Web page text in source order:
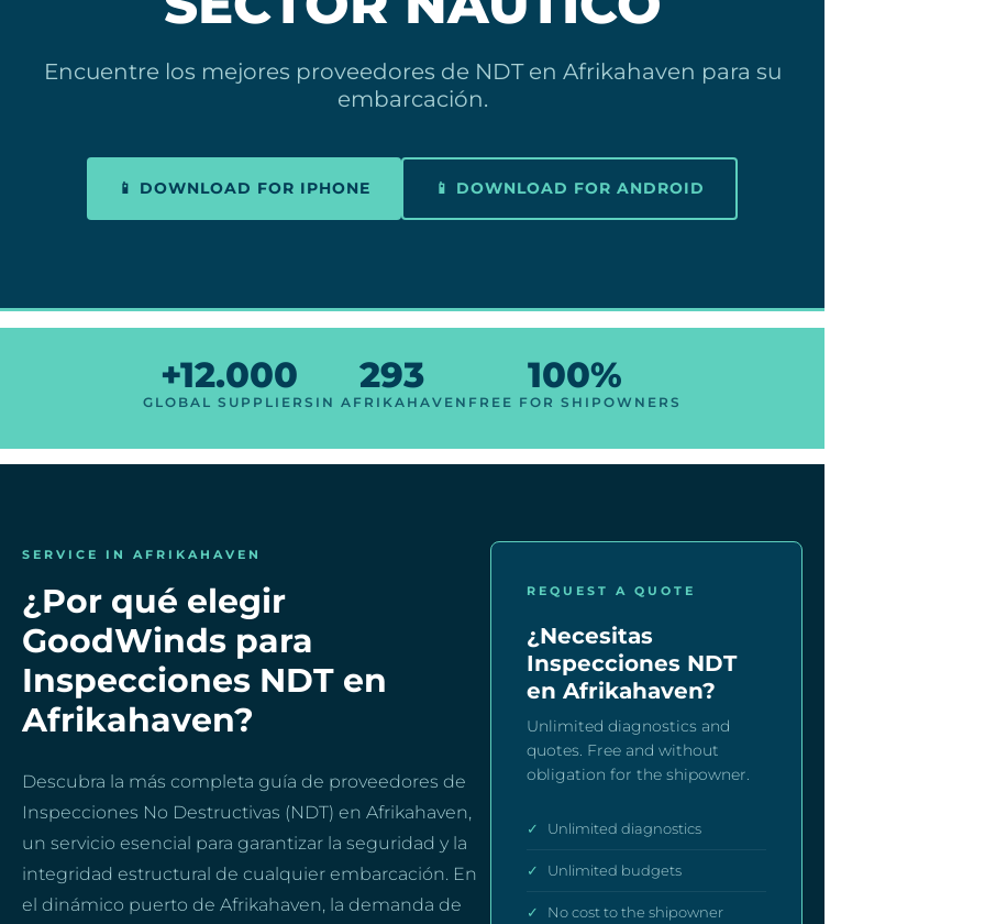
Encuentre los mejores proveedores de NDT en Afrikahaven para su
embarcación.
📱 DOWNLOAD FOR IPHONE 📱 DOWNLOAD FOR ANDROID
+12.000
GLOBAL SUPPLIERS
293
IN AFRIKAHAVEN
100%
FREE FOR SHIPOWNERS
SERVICE IN AFRIKAHAVEN
¿Por qué elegir
GoodWinds para
Inspecciones NDT en
Afrikahaven?
Descubra la más completa guía de proveedores de
Inspecciones No Destructivas (NDT) en Afrikahaven,
un servicio esencial para garantizar la seguridad y la
integridad estructural de cualquier embarcación. En
el dinámico puerto de Afrikahaven, la demanda de
REQUEST A QUOTE
¿Necesitas
Inspecciones NDT
en Afrikahaven?
Unlimited diagnostics and
quotes. Free and without
obligation for the shipowner.
✓ Unlimited diagnostics
✓ Unlimited budgets
✓ No cost to the shipowner